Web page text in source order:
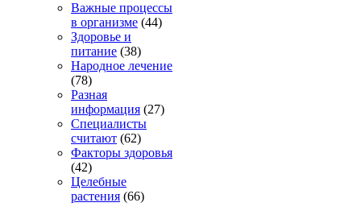
Важные процессы
в организме (44)
Здоровье и
питание (38)
Народное лечение
(78)
Разная
информация (27)
Специалисты
считают (62)
Факторы здоровья
(42)
Целебные
растения (66)